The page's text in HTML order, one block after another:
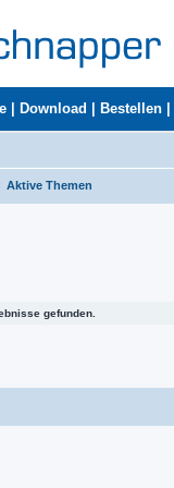
Download Bestellen
Aktive Themen
gefunden.